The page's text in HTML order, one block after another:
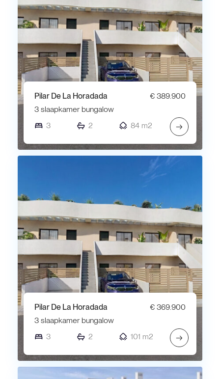
Pilar De La Horadada
€ 389.900
3 slaapkamer bungalow
3
2 84 m2 →
Pilar De La Horadada
€ 369.900
3 slaapkamer bungalow
3
2 101 m2 →